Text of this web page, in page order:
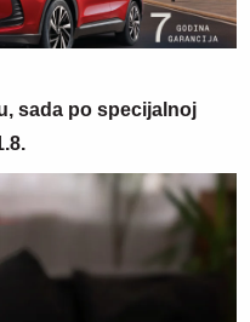
sada po specijalnoj